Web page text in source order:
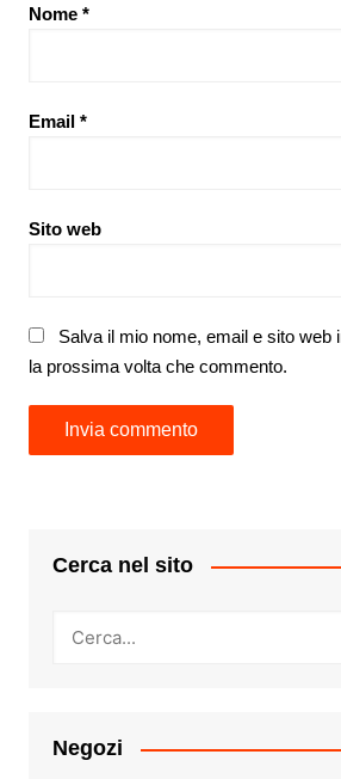
Nome *
Email *
Sito web
Salva il mio nome, email e sito web
la prossima volta che commento.
Cerca nel sito
Negozi